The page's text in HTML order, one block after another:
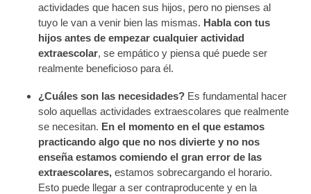
actividades que hacen sus hijos, pero no pienses al
tuyo le van a venir bien las mismas. Habla con tus
hijos antes de empezar cualquier actividad
extraescolar, se empático y piensa qué puede ser
realmente beneficioso para él.
¿Cuáles son las necesidades? Es fundamental hacer
solo aquellas actividades extraescolares que realmente
se necesitan. En el momento en el que estamos
practicando algo que no nos divierte y no nos
enseña estamos comiendo el gran error de las
extraescolares, estamos sobrecargando el horario.
Esto puede llegar a ser contraproducente y en la